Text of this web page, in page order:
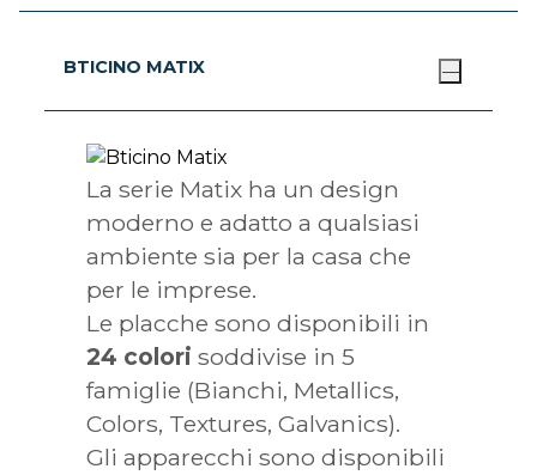
BTICINO MATIX
La serie Matix ha un design
moderno e adatto a qualsiasi
ambiente sia per la casa che
per le imprese.
Le placche sono disponibili in
24 colori soddivise in 5
famiglie (Bianchi, Metallics,
Colors, Textures, Galvanics).
Gli apparecchi sono disponibili